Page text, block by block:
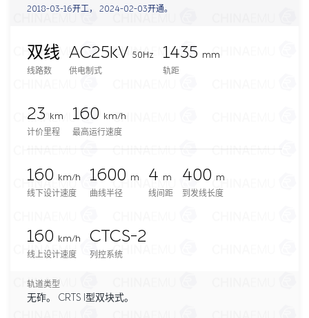
2018-03-16开工， 2024-02-03开通。
双线
线路数
AC25kV 50Hz
供电制式
1435 mm
轨距
23
km
计价里程
160
km/h
最高运行速度
160
km/h
线下设计速度
1600 m
曲线半径
4 m
线间距
400 m
到发线长度
160
km/h
线上设计速度
CTCS-2
列控系统
轨道类型
无砟。 CRTS I型双块式。